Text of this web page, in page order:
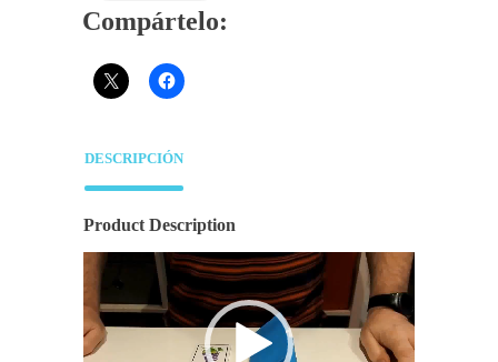
Compártelo:
DESCRIPCIÓN
Product Description
Reproductor
de
vídeo